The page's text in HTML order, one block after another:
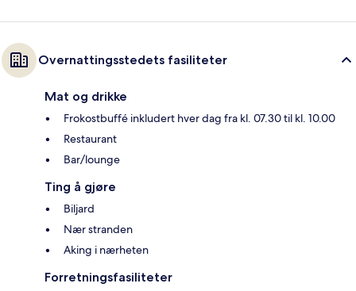
Overnattingsstedets fasiliteter
Mat og drikke
Frokostbuffé inkludert hver dag fra kl. 07.30 til kl. 10.00
Restaurant
Bar/lounge
Ting å gjøre
Biljard
Nær stranden
Aking i nærheten
Forretningsfasiliteter